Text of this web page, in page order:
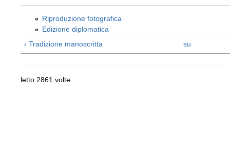
Riproduzione fotografica
Edizione diplomatica
‹ Tradizione manoscritta
su
letto 2861 volte